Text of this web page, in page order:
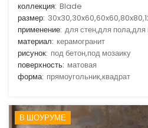
коллекция: Blade
размер:
применение: для стен,для пола,для
материал: керамогранит
рисунок: под бетон,под мозаику
поверхность: матовая
форма: прямоугольник,квадрат
В ШОУРУМЕ